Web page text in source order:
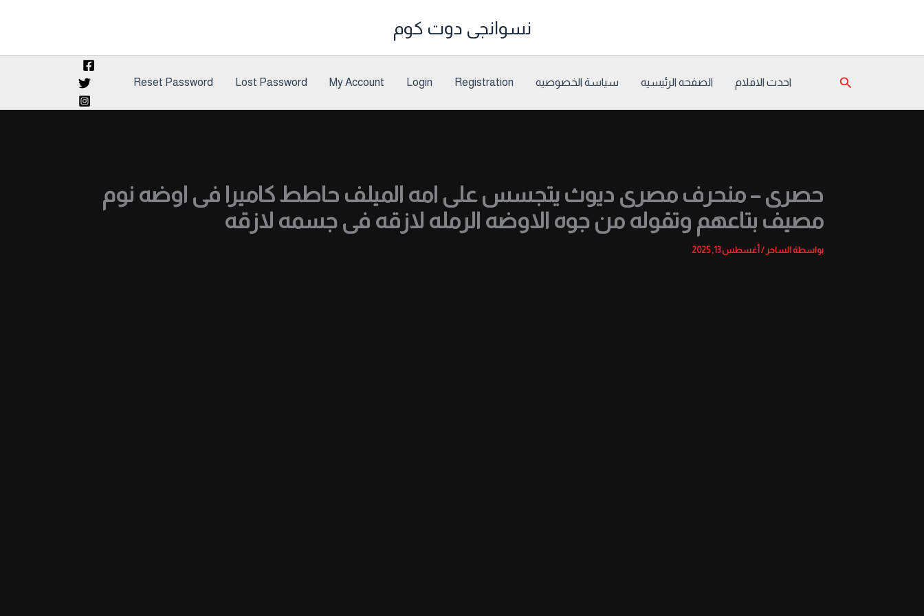
نسوانجى دوت كوم
البحث احدث الافلام الصفحه الرئيسيه سياسة الخصوصيه Registration
Login
My Account
Lost Password
Reset Password
حصرى – منحرف مصرى ديوث يتجسس على امه الميلف حاطط كاميرا فى اوضه نوم
مصيف بتاعهم وتقوله من جوه الاوضه الرمله لازقه فى جسمه لازقه
بواسطة الساحر/أغسطس 13, 2025